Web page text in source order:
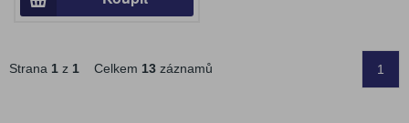
Strana 1 z 1 Celkem 13 záznamů 1